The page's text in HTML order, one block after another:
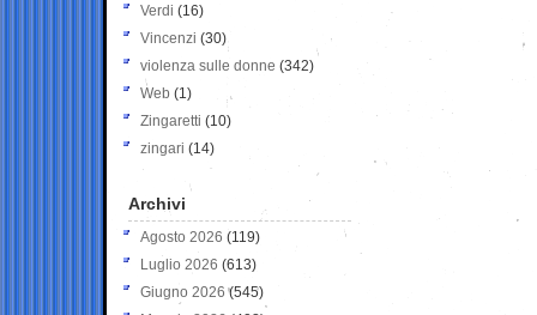
Verdi (16)
Vincenzi (30)
violenza sulle donne (342)
Web (1)
Zingaretti (10)
zingari (14)
Archivi
Agosto 2026 (119)
Luglio 2026 (613)
Giugno 2026 (545)